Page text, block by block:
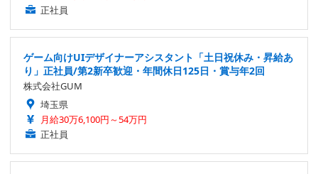
正社員
ゲーム向けUIデザイナーアシスタント「土日祝休み・昇給あ
り」正社員/第2新卒歓迎・年間休日125日・賞与年2回
株式会社GUM
埼玉県
月給30万6,100円～54万円
正社員